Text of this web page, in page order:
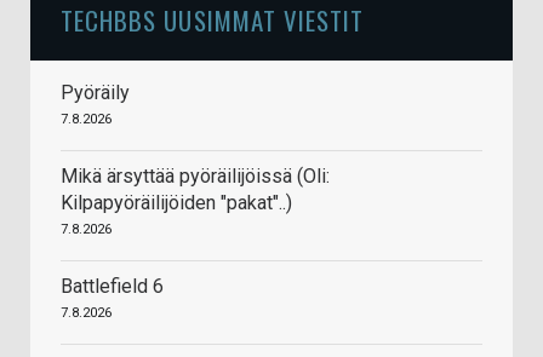
TECHBBS UUSIMMAT VIESTIT
Pyöräily
7.8.2026
Mikä ärsyttää pyöräilijöissä (Oli:
Kilpapyöräilijöiden "pakat"..)
7.8.2026
Battlefield 6
7.8.2026